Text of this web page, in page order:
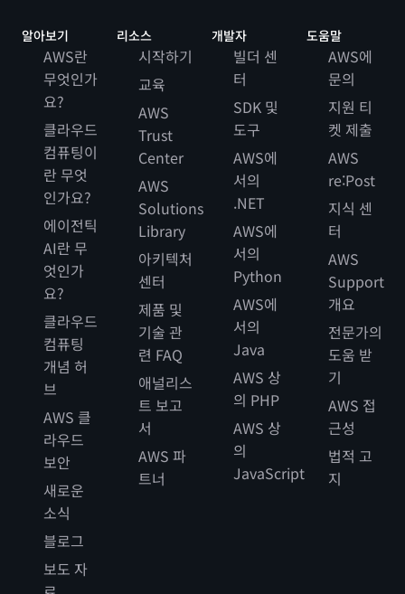
알아보기
AWS란
무엇인가
요?
클라우드
컴퓨팅이
란 무엇
인가요?
에이전틱
AI란 무
엇인가
요?
클라우드
컴퓨팅
개념 허
브
AWS 클
라우드
보안
새로운
소식
블로그
보도 자
리소스
시작하기
교육
AWS
Trust
Center
AWS
Solutions
Library
아키텍처
센터
제품 및
기술 관
련 FAQ
애널리스
트 보고
서
AWS 파
트너
개발자
빌더 센
터
SDK 및
도구
AWS에
서의
.NET
AWS에
서의
Python
AWS에
서의
Java
AWS 상
의 PHP
AWS 상
의
JavaScript
도움말
AWS에
문의
지원 티
켓 제출
AWS
re:Post
지식 센
터
AWS
Support
개요
전문가의
도움 받
기
AWS 접
근성
법적 고
지